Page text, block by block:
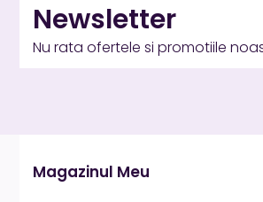
Newsletter
Nu rata ofertele si promotiile
Magazinul Meu